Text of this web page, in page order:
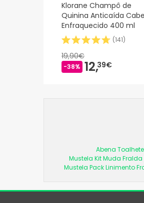
Klorane Champô de
Quinina Anticaída
Enfraquecido 400 ml
(141)
19,90€
-38% 12,39€
Abena
Mustela Kit Muda
Mustela Pack Linimento